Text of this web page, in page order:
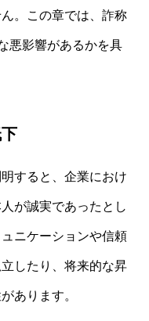
。この章では、詐称
悪影響があるかを具
すると、企業におけ
が誠実であったとし
ニケーションや信頼
したり、将来的な昇
あります。